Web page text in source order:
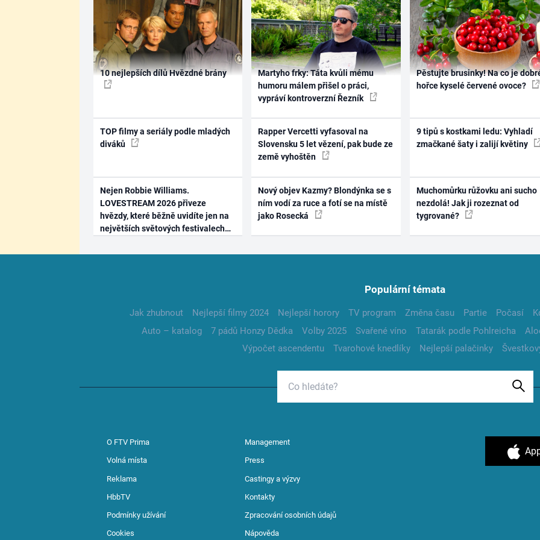
10 nejlepších dílů Hvězdné brány
TOP filmy a seriály podle mladých
diváků
Nejen Robbie Williams.
LOVESTREAM 2026 přiveze
hvězdy, které běžně uvidíte jen na
největších světových festivalech
Martyho frky: Táta kvůli mému
humoru málem přišel o práci,
vypráví kontroverzní Řezník
Rapper Vercetti vyfasoval na
Slovensku 5 let vězení, pak bude ze
země vyhoštěn
Nový objev Kazmy? Blondýnka se s
ním vodí za ruce a fotí se na místě
jako Rosecká
Pěstujte brusinky! Na co je
hořce kyselé červené ovoce?
9 tipů s kostkami ledu: Vyhladí
zmačkané šaty i zalijí květiny
Muchomůrku růžovku ani sucho
nezdolá! Jak ji rozeznat od
tygrované?
Populární témata
Jak zhubnout Nejlepší filmy 2024 Nejlepší horory TV program Změna času Partie Počasí
Auto – katalog
7 pádů Honzy Dědka Volby 2025 Svařené víno Tatarák podle Pohlreicha
Výpočet ascendentu
Tvarohové knedlíky Nejlepší palačinky
O FTV Prima Management
Volná místa Press
Reklama Castingy a výzvy
HbbTV Kontakty
Podmínky užívání Zpracování osobních údajů
Cookies Nápověda